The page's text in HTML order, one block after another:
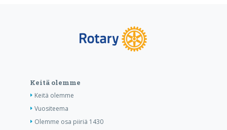
Keitä olemme
Keitä olemme
Vuositeema
Olemme osa piiriä 1430